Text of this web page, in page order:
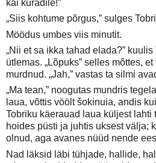
käi kuradile!”
„Siis kohtume põrgus,” sulges
Möödus umbes viis minutit.
„Nii et sa ikka tahad elada?”
ütlemas. „Lõpuks” selles mõttes,
murdnud. „Jah,” vastas ta silmi
„Ma tean,” noogutas mundris
laua, võttis vöölt šokinuia, andis
Tobriku käerauad laua küljest lahti
hoides püsti ja juhtis uksest välja;
olnud, aga avanes nüüd nende
Nad läksid läbi tühjade, hallide,